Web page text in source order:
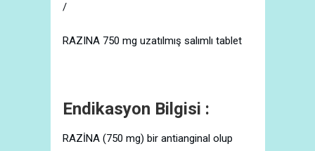
/
RAZINA 750 mg uzatılmış salımlı tablet
Endikasyon Bilgisi :
RAZİNA (750 mg) bir antianginal olup